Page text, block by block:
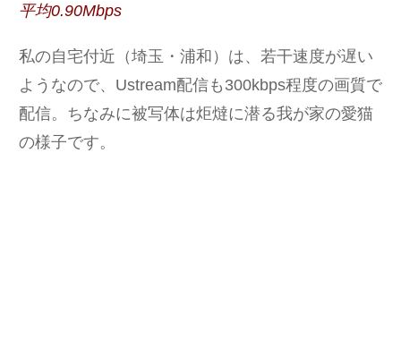
平均0.90Mbps
私の自宅付近（埼玉・浦和）は、若干速度が遅い
ようなので、Ustream配信も300kbps程度の画質で
配信。ちなみに被写体は炬燵に潜る我が家の愛猫
の様子です。